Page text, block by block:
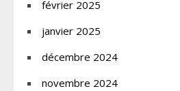
février 2025
janvier 2025
décembre 2024
novembre 2024